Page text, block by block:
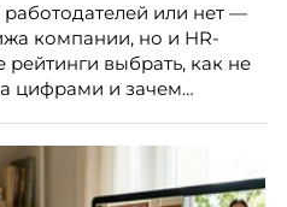
работодателей или нет —
компании, но и HR-
выбрать, как не
цифрами и зачем
line.